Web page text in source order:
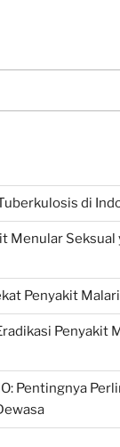
di
Menular Seksual
Penyakit
Penyakit
Pentingnya